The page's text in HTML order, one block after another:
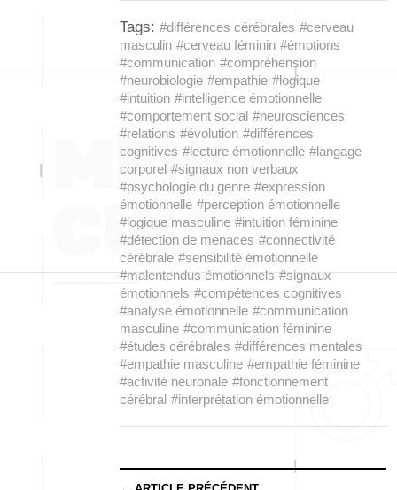
Tags: #différences cérébrales #cerveau
masculin #cerveau féminin #émotions
#communication #compréhension
#neurobiologie #empathie #logique
#intuition #intelligence émotionnelle
#comportement social #neurosciences
#relations #évolution #différences
cognitives #lecture émotionnelle #langage
corporel #signaux non verbaux
#psychologie du genre #expression
émotionnelle #perception émotionnelle
#logique masculine #intuition féminine
#détection de menaces #connectivité
cérébrale #sensibilité émotionnelle
#malentendus émotionnels #signaux
émotionnels #compétences cognitives
#analyse émotionnelle #communication
masculine #communication féminine
#études cérébrales #différences mentales
#empathie masculine #empathie féminine
#activité neuronale #fonctionnement
cérébral #interprétation émotionnelle